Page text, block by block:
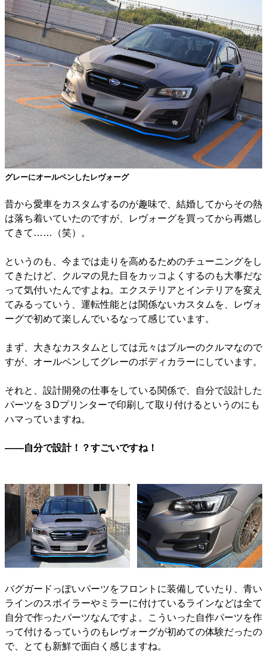
グレーにオールペンしたレヴォーグ
昔から愛車をカスタムするのが趣味で、結婚してからその熱
は落ち着いていたのですが、レヴォーグを買ってから再燃し
てきて……（笑）。
というのも、今までは走りを高めるためのチューニングをし
てきたけど、クルマの見た目をカッコよくするのも大事だな
って気付いたんですよね。エクステリアとインテリアを変え
てみるっていう、運転性能とは関係ないカスタムを、レヴォ
ーグで初めて楽しんでいるなって感じています。
まず、大きなカスタムとしては元々はブルーのクルマなので
すが、オールペンしてグレーのボディカラーにしています。
それと、設計開発の仕事をしている関係で、自分で設計した
パーツを３Dプリンターで印刷して取り付けるというのにも
ハマっていますね。
――自分で設計！？すごいですね！
バグガードっぽいパーツをフロントに装備していたり、青い
ラインのスポイラーやミラーに付けているラインなどは全て
自分で作ったパーツなんですよ。こういった自作パーツを作
って付けるっていうのもレヴォーグが初めての体験だったの
で、とても新鮮で面白く感じますね。